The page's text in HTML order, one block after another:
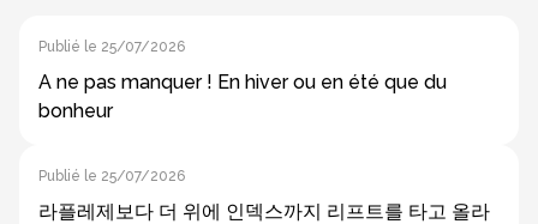
Publié le 25/07/2026
A ne pas manquer ! En hiver ou en été que du
bonheur
Publié le 25/07/2026
라플레제보다 더 위에 인덱스까지 리프트를 타고 올라